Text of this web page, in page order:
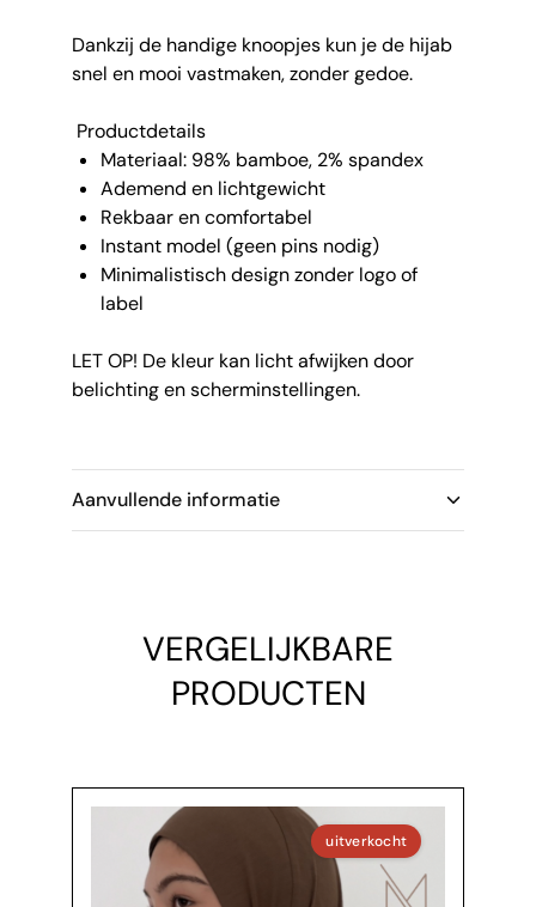
Dankzij de handige knoopjes kun je de hijab
snel en mooi vastmaken, zonder gedoe.
Productdetails
Materiaal: 98% bamboe, 2% spandex
Ademend en lichtgewicht
Rekbaar en comfortabel
Instant model (geen pins nodig)
Minimalistisch design zonder logo of
label
LET OP! De kleur kan licht afwijken door
belichting en scherminstellingen.
Aanvullende informatie
VERGELIJKBARE
PRODUCTEN
uitverkocht